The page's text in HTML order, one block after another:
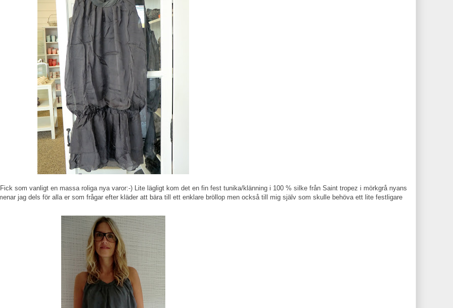
som vanligt en massa roliga nya varor:-) Lite lägligt kom det en fin fest tunika/klänning i 100 % silke från Saint tropez i mörkgrå nyans
jag dels för alla er som frågar efter kläder att bära till ett enklare bröllop men också till mig själv som skulle behöva ett lite festligare